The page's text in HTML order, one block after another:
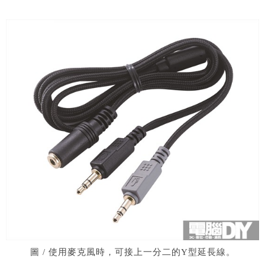
圖 / 使用麥克風時，可接上一分二的Y型延長線。